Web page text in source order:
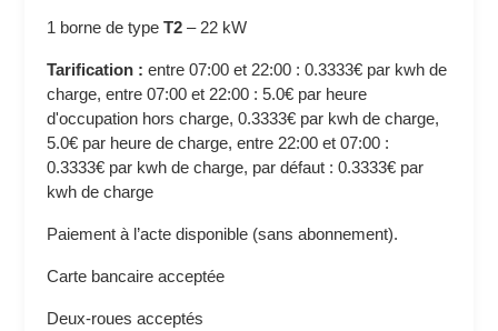
1 borne de typeT2 – 22 kW
Tarification : entre 07:00 et 22:00 : 0.3333€ par kwh de
charge, entre 07:00 et 22:00 : 5.0€ par heure
d'occupation hors charge, 0.3333€ par kwh de charge,
5.0€ par heure de charge, entre 22:00 et 07:00 :
0.3333€ par kwh de charge, par défaut : 0.3333€ par
kwh de charge
Paiement à l’acte disponible (sans abonnement).
Carte bancaire acceptée
Deux-roues acceptés